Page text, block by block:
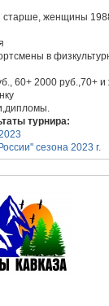
женщины
в
60+ 2000 руб.,70+
турнира:
сезона 2023 г.